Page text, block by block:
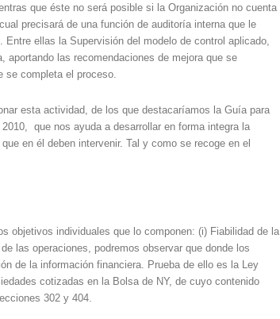
que éste no será posible si la Organización no cuenta
precisará de una función de auditoría interna que le
ellas la Supervisión del modelo de control aplicado,
aportando las recomendaciones de mejora que se
se completa el proceso.
esta actividad, de los que destacaríamos la Guía para
que nos ayuda a desarrollar en forma integra la
en él deben intervenir. Tal y como se recoge en el
objetivos individuales que lo componen: (i) Fiabilidad de la
las operaciones, podremos observar que donde los
de la información financiera. Prueba de ello es la Ley
cotizadas en la Bolsa de NY, de cuyo contenido
302 y 404.